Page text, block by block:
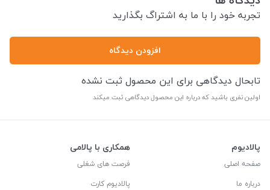
تجربه خود را با ما به اشتراگ بگذارید
افزودن دیدگاه
تابحال دیدگاهی برای این محصول ثبت نشده
اولین نفری باشید که درباره این محصول دیدگاهی ثبت میکند
پالادیوم
صفحه اصلی
درباره ما
همکاری با پالامی
فرصت های شغلی
پالادیوم کارت